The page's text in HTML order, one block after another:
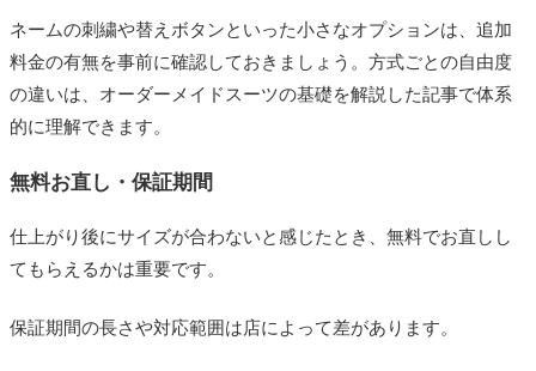
ネームの刺繍や替えボタンといった小さなオプションは、追加
料金の有無を事前に確認しておきましょう。方式ごとの自由度
の違いは、オーダーメイドスーツの基礎を解説した記事で体系
的に理解できます。
無料お直し・保証期間
仕上がり後にサイズが合わないと感じたとき、無料でお直しし
てもらえるかは重要です。
保証期間の長さや対応範囲は店によって差があります。